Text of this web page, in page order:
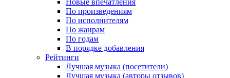
По произведениям
По исполнителям
По жанрам
По годам
В порядке добавления
Рейтинги
Лучшая музыка (посетители)
Лучшая музыка (авторы отзывов)